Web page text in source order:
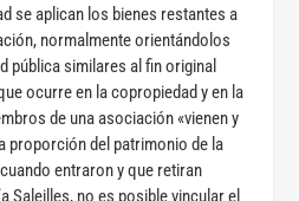
se aplican los bienes restantes a
normalmente orientándolos
pública similares al fin original
ocurre en la copropiedad y en la
de una asociación «vienen y
proporción del patrimonio de la
entraron y que retiran
Saleilles, no es posible vincular el